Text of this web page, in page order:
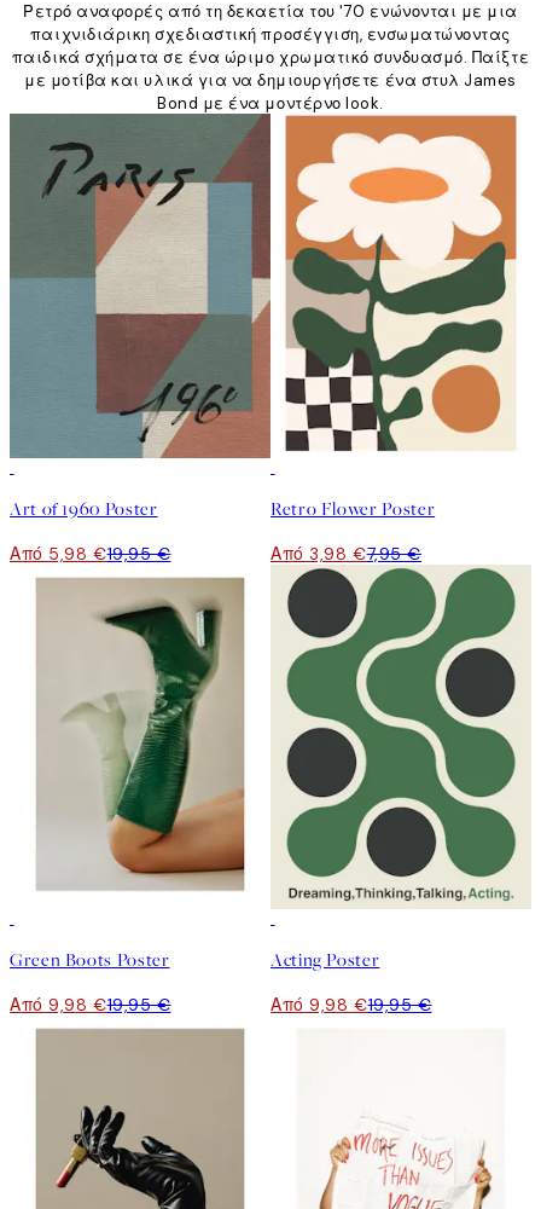
Ρετρό αναφορές από τη δεκαετία του '70 ενώνονται με μια
παιχνιδιάρικη σχεδιαστική προσέγγιση, ενσωματώνοντας
παιδικά σχήματα σε ένα ώριμο χρωματικό συνδυασμό. Παίξτε
με μοτίβα και υλικά για να δημιουργήσετε ένα στυλ James
Bond με ένα μοντέρνο look.
Art of 1960 Poster
Από 5,98 €19,95 €
Retro Flower Poster
Από 3,98 €7,95 €
Green Boots Poster
Από 9,98 €19,95 €
Acting Poster
Από 9,98 €19,95 €